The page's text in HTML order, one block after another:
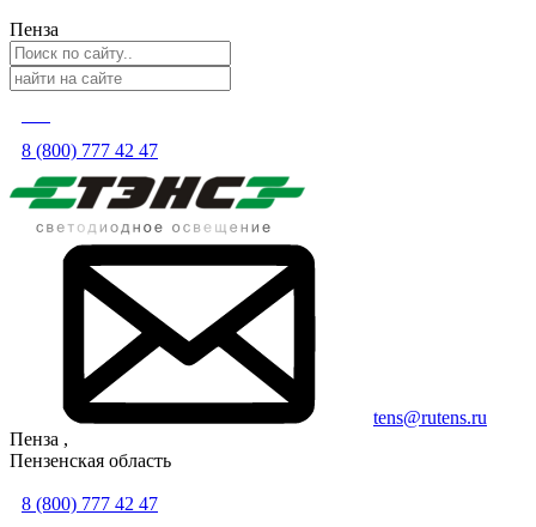
Пенза
8 (800) 777 42 47
tens@rutens.ru
Пенза ,
Пензенская область
8 (800) 777 42 47